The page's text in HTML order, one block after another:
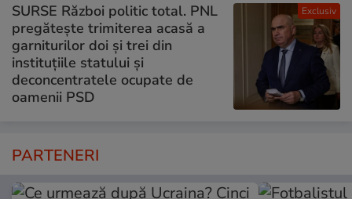
Exclusiv
SURSE Război politic total. PNL
pregătește trimiterea acasă a
garniturilor doi și trei din
instituțiile statului și
deconcentratele ocupate de
oamenii PSD
PARTENERI